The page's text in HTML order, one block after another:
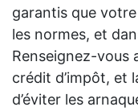
garantis que
les normes, et
Renseignez-vous
crédit d’impôt, et
d’éviter les